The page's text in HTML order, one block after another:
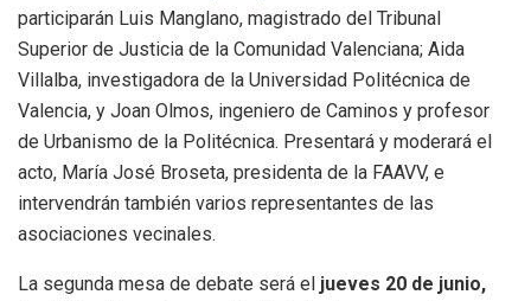
participarán Luis Manglano, magistrado del Tribunal
Superior de Justicia de la Comunidad Valenciana; Aida
Villalba, investigadora de la Universidad Politécnica de
Valencia, y Joan Olmos, ingeniero de Caminos y profesor
de Urbanismo de la Politécnica. Presentará y moderará el
acto, María José Broseta, presidenta de la FAAVV, e
intervendrán también varios representantes de las
asociaciones vecinales.
La segunda mesa de debate será el jueves 20 de junio,